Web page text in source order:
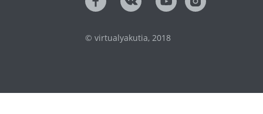
© virtualyakutia, 2018